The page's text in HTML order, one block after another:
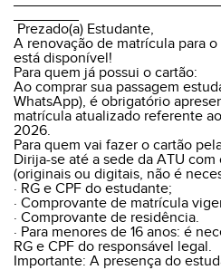
Prezado(a) Estudante,
A renovação de matrícula para
está disponível!
Para quem já possui o cartão:
Ao comprar sua passagem
WhatsApp), é obrigatório
matrícula atualizado referente
2026.
Para quem vai fazer o cartão
Dirija-se até a sede da ATU
(originais ou digitais, não é
· RG e CPF do estudante;
· Comprovante de matrícula
· Comprovante de residência.
· Para menores de 16 anos: é
RG e CPF do responsável legal.
Importante: A presença do
© Sistema Integrado Municipal